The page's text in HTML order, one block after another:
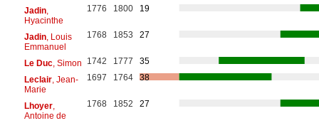
Jadin,
Hyacinthe
1776 1800 19
Jadin, Louis
Emmanuel
1768 1853 27
Le Duc, Simon 1742 1777
35
Leclair, Jean-
Marie
1697 1764 38
Lhoyer,
Antoine de
1768 1852 27